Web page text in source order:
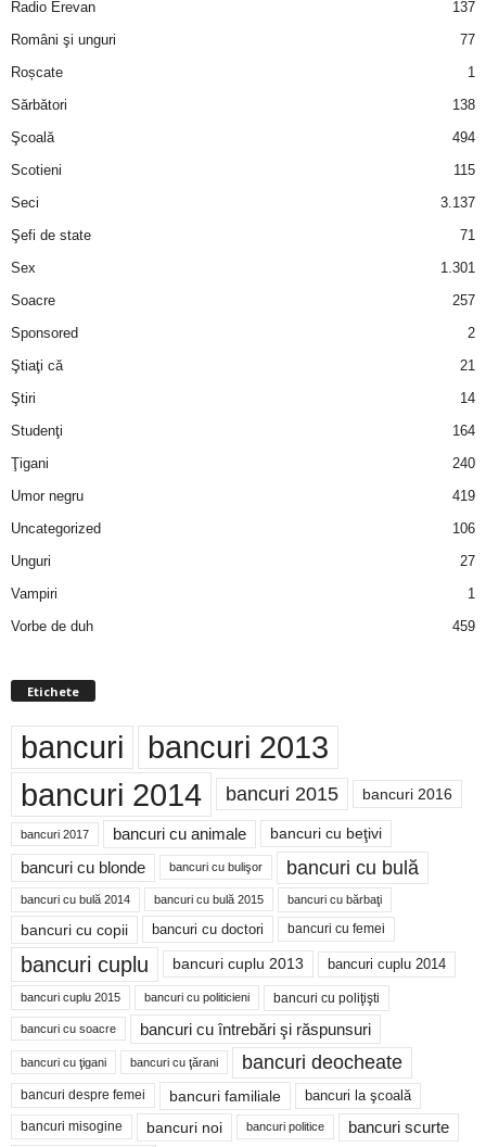
Radio Erevan
137
Români şi unguri
77
Roșcate
1
Sărbători
138
Şcoală
494
Scotieni
115
Seci
3.137
Şefi de state
71
Sex
1.301
Soacre
257
Sponsored
2
Ştiaţi că
21
Ştiri
14
Studenţi
164
Ţigani
240
Umor negru
419
Uncategorized
106
Unguri
27
Vampiri
1
Vorbe de duh
459
Etichete
bancuri bancuri 2013
bancuri 2014 bancuri 2015 bancuri 2016
bancuri 2017 bancuri cu animale bancuri cu beţivi
bancuri cu blonde bancuri cu bulişor bancuri cu bulă
bancuri cu bulă 2014 bancuri cu bulă 2015 bancuri cu bărbaţi
bancuri cu copii bancuri cu doctori bancuri cu femei
bancuri cuplu bancuri cuplu 2013 bancuri cuplu 2014
bancuri cuplu 2015 bancuri cu politicieni bancuri cu poliţişti
bancuri cu soacre bancuri cu întrebări şi răspunsuri
bancuri cu ţigani bancuri cu ţărani bancuri deocheate
bancuri despre femei bancuri familiale bancuri la şcoală
bancuri misogine bancuri noi bancuri politice bancuri scurte